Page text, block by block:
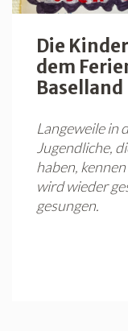
Die
dem
Baselland
Langeweile in
Jugendliche,
haben,
wird wieder
gesungen.